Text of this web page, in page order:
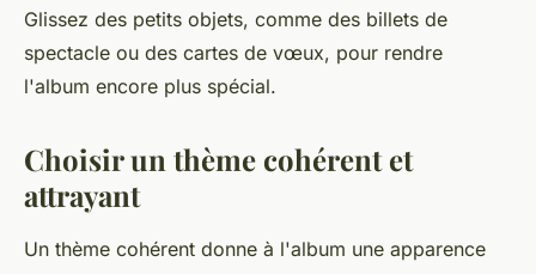
Glissez des petits objets, comme des billets de
spectacle ou des cartes de vœux, pour rendre
l'album encore plus spécial.
Choisir un thème cohérent et
attrayant
Un thème cohérent donne à l'album une apparence